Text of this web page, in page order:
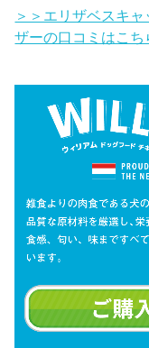
＞＞エリザベスキ
ザーの口コミはこち